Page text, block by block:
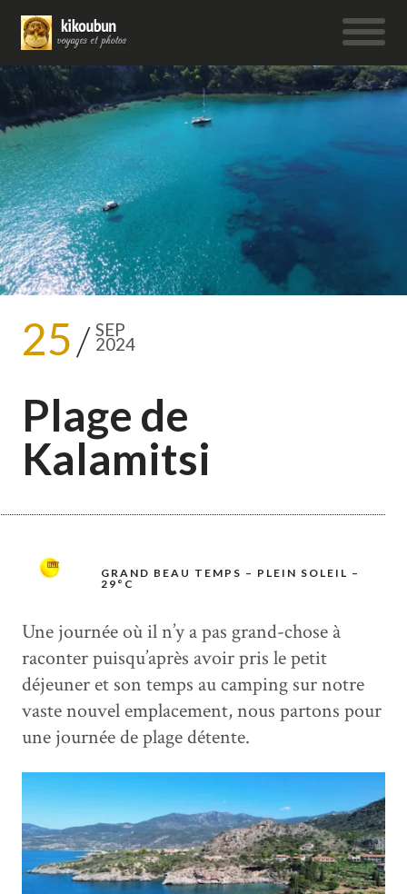
25 SEP
2024
Plage de
Kalamitsi
GRAND BEAU TEMPS – PLEIN SOLEIL –
29°C
Une journée où il n’y a pas grand-chose à
raconter puisqu’après avoir pris le petit
déjeuner et son temps au camping sur notre
vaste nouvel emplacement, nous partons pour
une journée de plage détente.